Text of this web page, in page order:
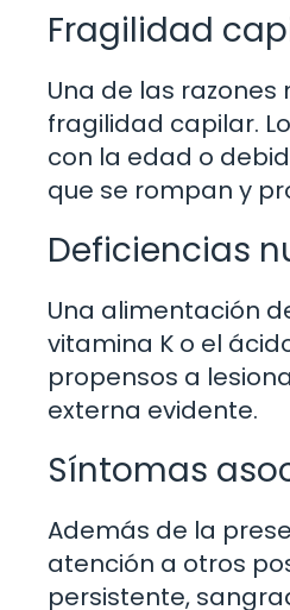
Fragilidad
Una de las
fragilidad capilar.
con la edad o
que se rompan y
Deficiencias
Una alimentación
vitamina K o el
propensos a
externa evidente.
Síntomas
Además de la
atención a otros
persistente,